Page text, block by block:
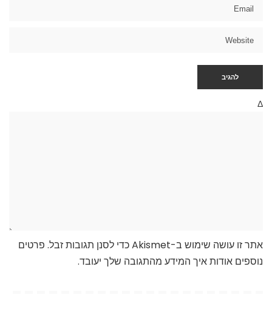
Δ
אתר זו עושה שימוש ב-Akismet כדי לסנן תגובות זבל.
פרטים
נוספים אודות איך המידע מהתגובה שלך יעובד.